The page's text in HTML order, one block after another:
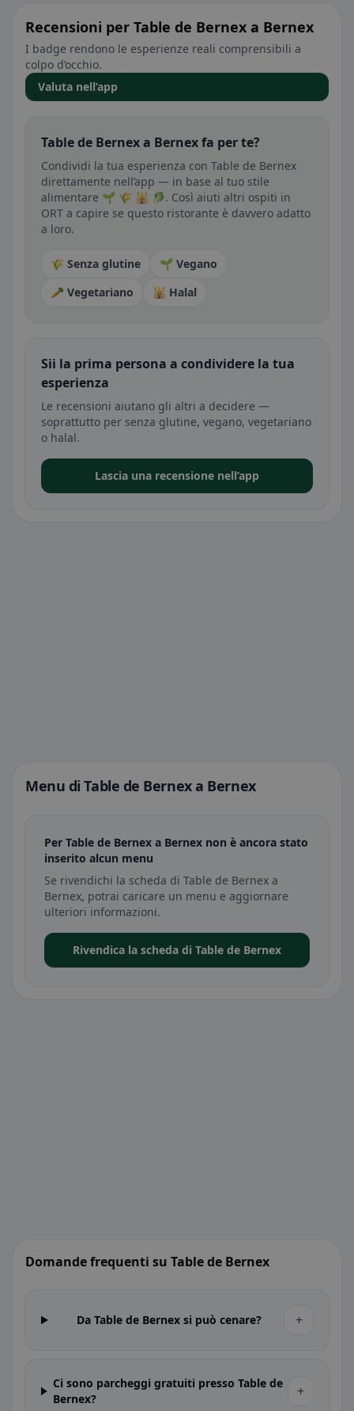
Recensioni per Table de Bernex a Bernex
I badge rendono le esperienze reali comprensibili a
colpo d’occhio.
Valuta nell’app
Table de Bernex a Bernex fa per te?
Condividi la tua esperienza con Table de Bernex
direttamente nell’app — in base al tuo stile
alimentare 🌱 🌾 🕌 🥬. Così aiuti altri ospiti in
ORT a capire se questo ristorante è davvero adatto
a loro.
🌾 Senza glutine
🌱 Vegano
🥕 Vegetariano
🕌 Halal
Sii la prima persona a condividere la tua
esperienza
Le recensioni aiutano gli altri a decidere —
soprattutto per senza glutine, vegano, vegetariano
o halal.
Lascia una recensione nell’app
Menu di Table de Bernex a Bernex
Per Table de Bernex a Bernex non è ancora stato
inserito alcun menu
Se rivendichi la scheda di Table de Bernex a
Bernex, potrai caricare un menu e aggiornare
ulteriori informazioni.
Rivendica la scheda di Table de Bernex
Domande frequenti su Table de Bernex
Da Table de Bernex si può cenare? +
Ci sono parcheggi gratuiti presso Table de
Bernex?
+